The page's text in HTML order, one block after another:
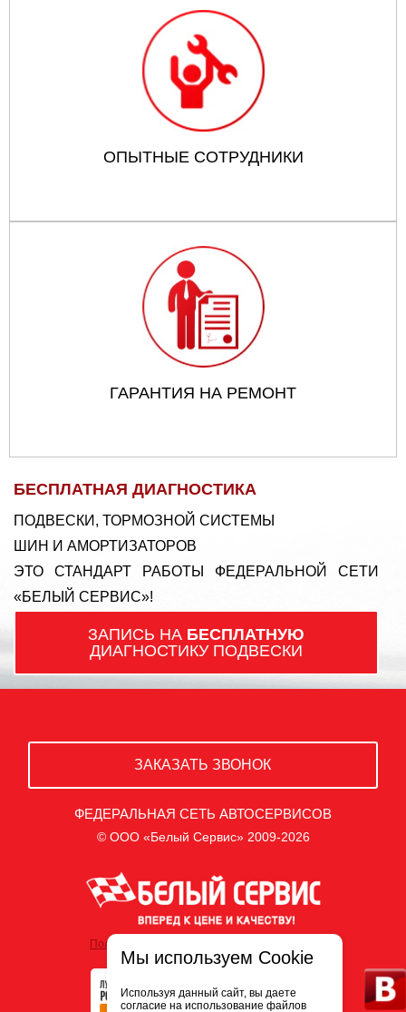
ОПЫТНЫЕ СОТРУДНИКИ
ГАРАНТИЯ НА РЕМОНТ
БЕСПЛАТНАЯ ДИАГНОСТИКА
ПОДВЕСКИ, ТОРМОЗНОЙ СИСТЕМЫ
ШИН И АМОРТИЗАТОРОВ
ЭТО СТАНДАРТ РАБОТЫ ФЕДЕРАЛЬНОЙ СЕТИ
«БЕЛЫЙ СЕРВИС»!
ЗАПИСЬ НА БЕСПЛАТНУЮ
ДИАГНОСТИКУ ПОДВЕСКИ
ЗАКАЗАТЬ ЗВОНОК
ФЕДЕРАЛЬНАЯ СЕТЬ АВТОСЕРВИСОВ
© ООО «Белый Сервис» 2009-2026
Политика обработки персональных данных
Мы используем Cookie
Используя данный сайт, вы даете
согласие на использование файлов